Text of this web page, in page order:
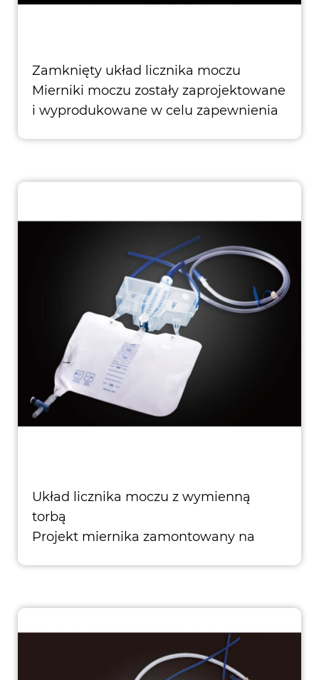
Zamknięty układ licznika moczu
Mierniki moczu zostały zaprojektowane
i wyprodukowane w celu zapewnienia
Układ licznika moczu z wymienną
torbą
Projekt miernika zamontowany na